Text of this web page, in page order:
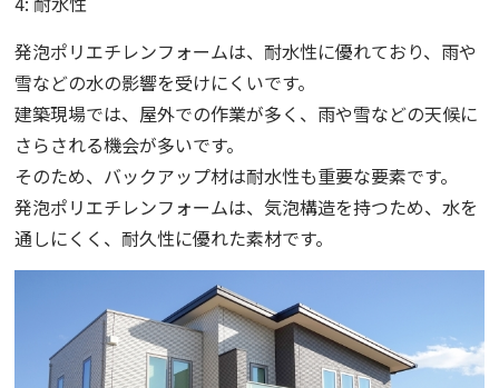
発泡ポリエチレンフォームは、耐水性に優れており、雨や
雪などの水の影響を受けにくいです。
建築現場では、屋外での作業が多く、雨や雪などの天候に
さらされる機会が多いです。
そのため、バックアップ材は耐水性も重要な要素です。
発泡ポリエチレンフォームは、気泡構造を持つため、水を
通しにくく、耐久性に優れた素材です。